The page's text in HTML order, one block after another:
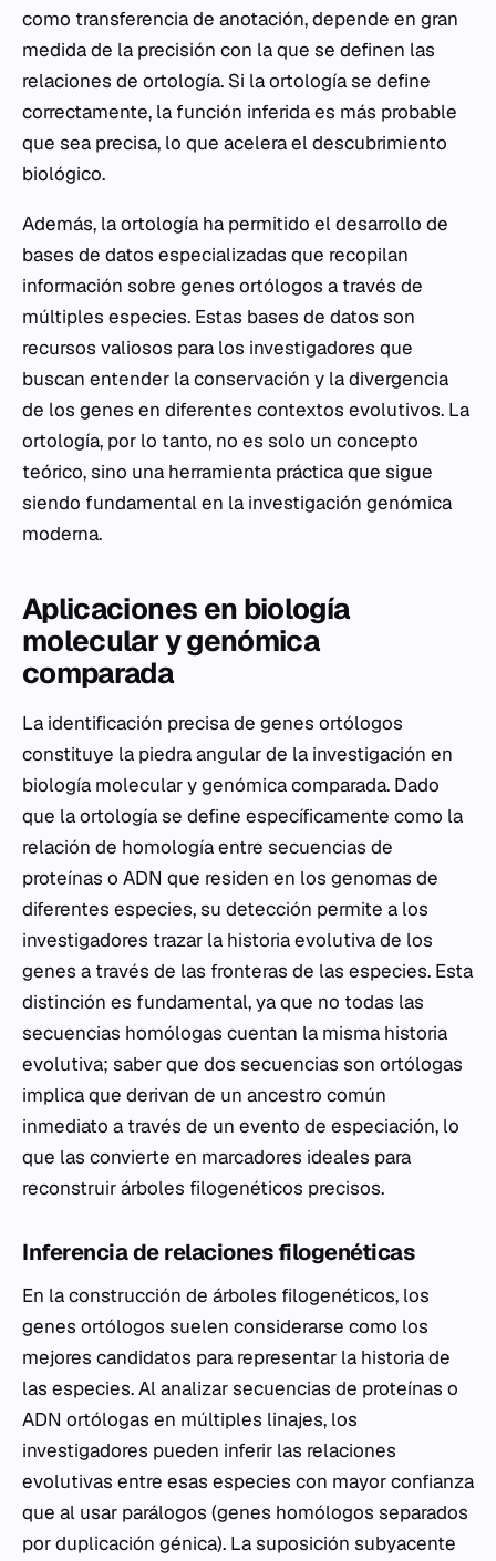
como transferencia de anotación, depende en gran
medida de la precisión con la que se definen las
relaciones de ortología. Si la ortología se define
correctamente, la función inferida es más probable
que sea precisa, lo que acelera el descubrimiento
biológico.
Además, la ortología ha permitido el desarrollo de
bases de datos especializadas que recopilan
información sobre genes ortólogos a través de
múltiples especies. Estas bases de datos son
recursos valiosos para los investigadores que
buscan entender la conservación y la divergencia
de los genes en diferentes contextos evolutivos. La
ortología, por lo tanto, no es solo un concepto
teórico, sino una herramienta práctica que sigue
siendo fundamental en la investigación genómica
moderna.
Aplicaciones en biología
molecular y genómica
comparada
La identificación precisa de genes ortólogos
constituye la piedra angular de la investigación en
biología molecular y genómica comparada. Dado
que la ortología se define específicamente como la
relación de homología entre secuencias de
proteínas o ADN que residen en los genomas de
diferentes especies, su detección permite a los
investigadores trazar la historia evolutiva de los
genes a través de las fronteras de las especies. Esta
distinción es fundamental, ya que no todas las
secuencias homólogas cuentan la misma historia
evolutiva; saber que dos secuencias son ortólogas
implica que derivan de un ancestro común
inmediato a través de un evento de especiación, lo
que las convierte en marcadores ideales para
reconstruir árboles filogenéticos precisos.
Inferencia de relaciones filogenéticas
En la construcción de árboles filogenéticos, los
genes ortólogos suelen considerarse como los
mejores candidatos para representar la historia de
las especies. Al analizar secuencias de proteínas o
ADN ortólogas en múltiples linajes, los
investigadores pueden inferir las relaciones
evolutivas entre esas especies con mayor confianza
que al usar parálogos (genes homólogos separados
por duplicación génica). La suposición subyacente